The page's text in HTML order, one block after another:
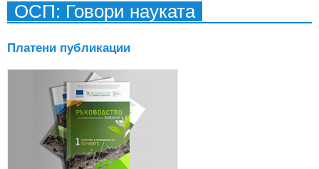
ОСП: Говори науката
Платени публикации